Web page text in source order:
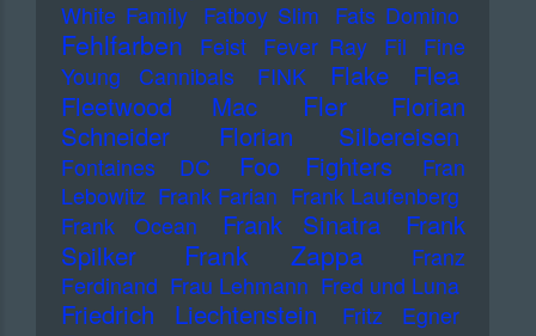
White Family Fatboy Slim Fats Domino
Fehlfarben Feist Fever Ray Fil
Fine
Young Cannibals
FINK Flake
Flea
Fleetwood Mac
Fler
Florian
Schneider
Florian Silbereisen
Fontaines DC Foo Fighters
Fran
Lebowitz Frank Farian Frank Laufenberg
Frank Ocean
Frank Sinatra
Frank
Spilker
Frank Zappa
Franz
Ferdinand Frau Lehmann Fred und Luna
Friedrich Liechtenstein Fritz Egner